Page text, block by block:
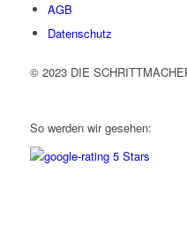
AGB
Datenschutz
© 2023 DIE
So werden wir gesehen: